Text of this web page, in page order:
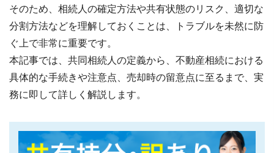
そのため、相続人の確定方法や共有状態のリスク、適切な
分割方法などを理解しておくことは、トラブルを未然に防
ぐ上で非常に重要です。
本記事では、共同相続人の定義から、不動産相続における
具体的な手続きや注意点、売却時の留意点に至るまで、実
務に即して詳しく解説します。